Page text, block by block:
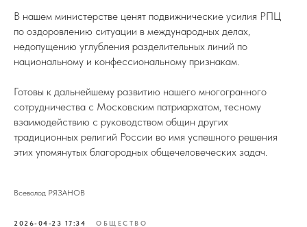
В нашем министерстве ценят подвижнические усилия РПЦ
по оздоровлению ситуации в международных делах,
недопущению углубления разделительных линий по
национальному и конфессиональному признакам.
Готовы к дальнейшему развитию нашего многогранного
сотрудничества с Московским патриархатом, тесному
взаимодействию с руководством общин других
традиционных религий России во имя успешного решения
этих упомянутых благородных общечеловеческих задач.
Всеволод РЯЗАНОВ
2026-04-23 17:34 ОБЩЕСТВО